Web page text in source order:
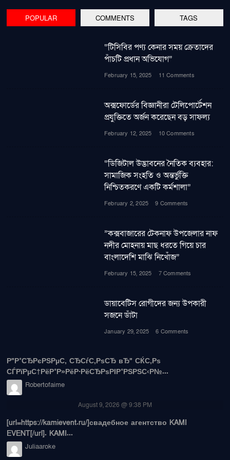
POPULAR COMMENTS TAGS
“টিসিবির পণ্য কেনার সময় ক্রেতাদের
পাঁচটি প্রধান অভিযোগ”
February 15, 2025 11 Comments
অক্সফোর্ডের বিজ্ঞানীরা টেলিপোর্টেশন
প্রযুক্তিতে অর্জন করেছেন বড় সাফল্য
February 12, 2025 10 Comments
“ডিজিটাল উদ্ভাবনের নৈতিক ব্যবহার:
সামাজিক সংহতি ও অন্তর্ভুক্তি
নিশ্চিতকরণে একটি কর্মশালা”
February 2, 2025 9 Comments
”কক্সবাজারের টেকনাফ উপজেলার নাফ
নদীর মোহনায় মাছ ধরতে গিয়ে চার
বাংলাদেশি মাঝি নিখোঁজ”
February 15, 2025 7 Comments
ডায়াবেটিস রোগীদের জন্য উপকারী
সজনে ডাঁটা
January 29, 2025 6 Comments
Р”Р°СЂРєРЅРµС‚ СЂСѓС‚РѕСЂ вЂ” СЌС‚Рѕ
СЃРїРµС†РёР°Р»РёР·РёСЂРѕРІР°РЅРЅС‹Р№...
Robertofaime
August 9, 2026 @ 9:38 PM
[url=https://kamievent.ru/]свадебное агентство KAMI
EVENT[/url]. KAMI...
Juliaaroke